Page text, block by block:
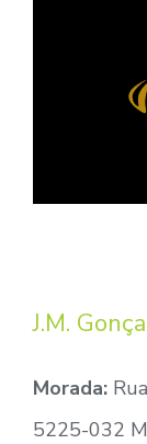
J.M.
Morada:
5225-032